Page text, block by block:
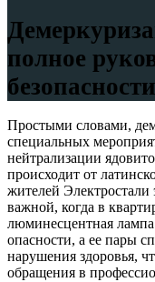
полное
безопасности
Простыми словами,
специальных
нейтрализации
происходит от
жителей Электростали
важной, когда в
люминесцентная
опасности, а ее пары
нарушения здоровья,
обращения в